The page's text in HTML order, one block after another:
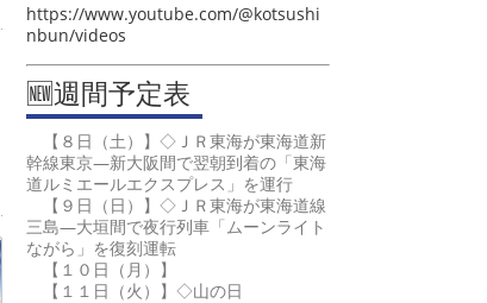
https://www.youtube.com/@kotsushi
nbun/videos
🆕週間予定表
【８日（土）】◇ＪＲ東海が東海道新
幹線東京―新大阪間で翌朝到着の「東海
道ルミエールエクスプレス」を運行
【９日（日）】◇ＪＲ東海が東海道線
三島―大垣間で夜行列車「ムーンライト
ながら」を復刻運転
【１０日（月）】
【１１日（火）】◇山の日